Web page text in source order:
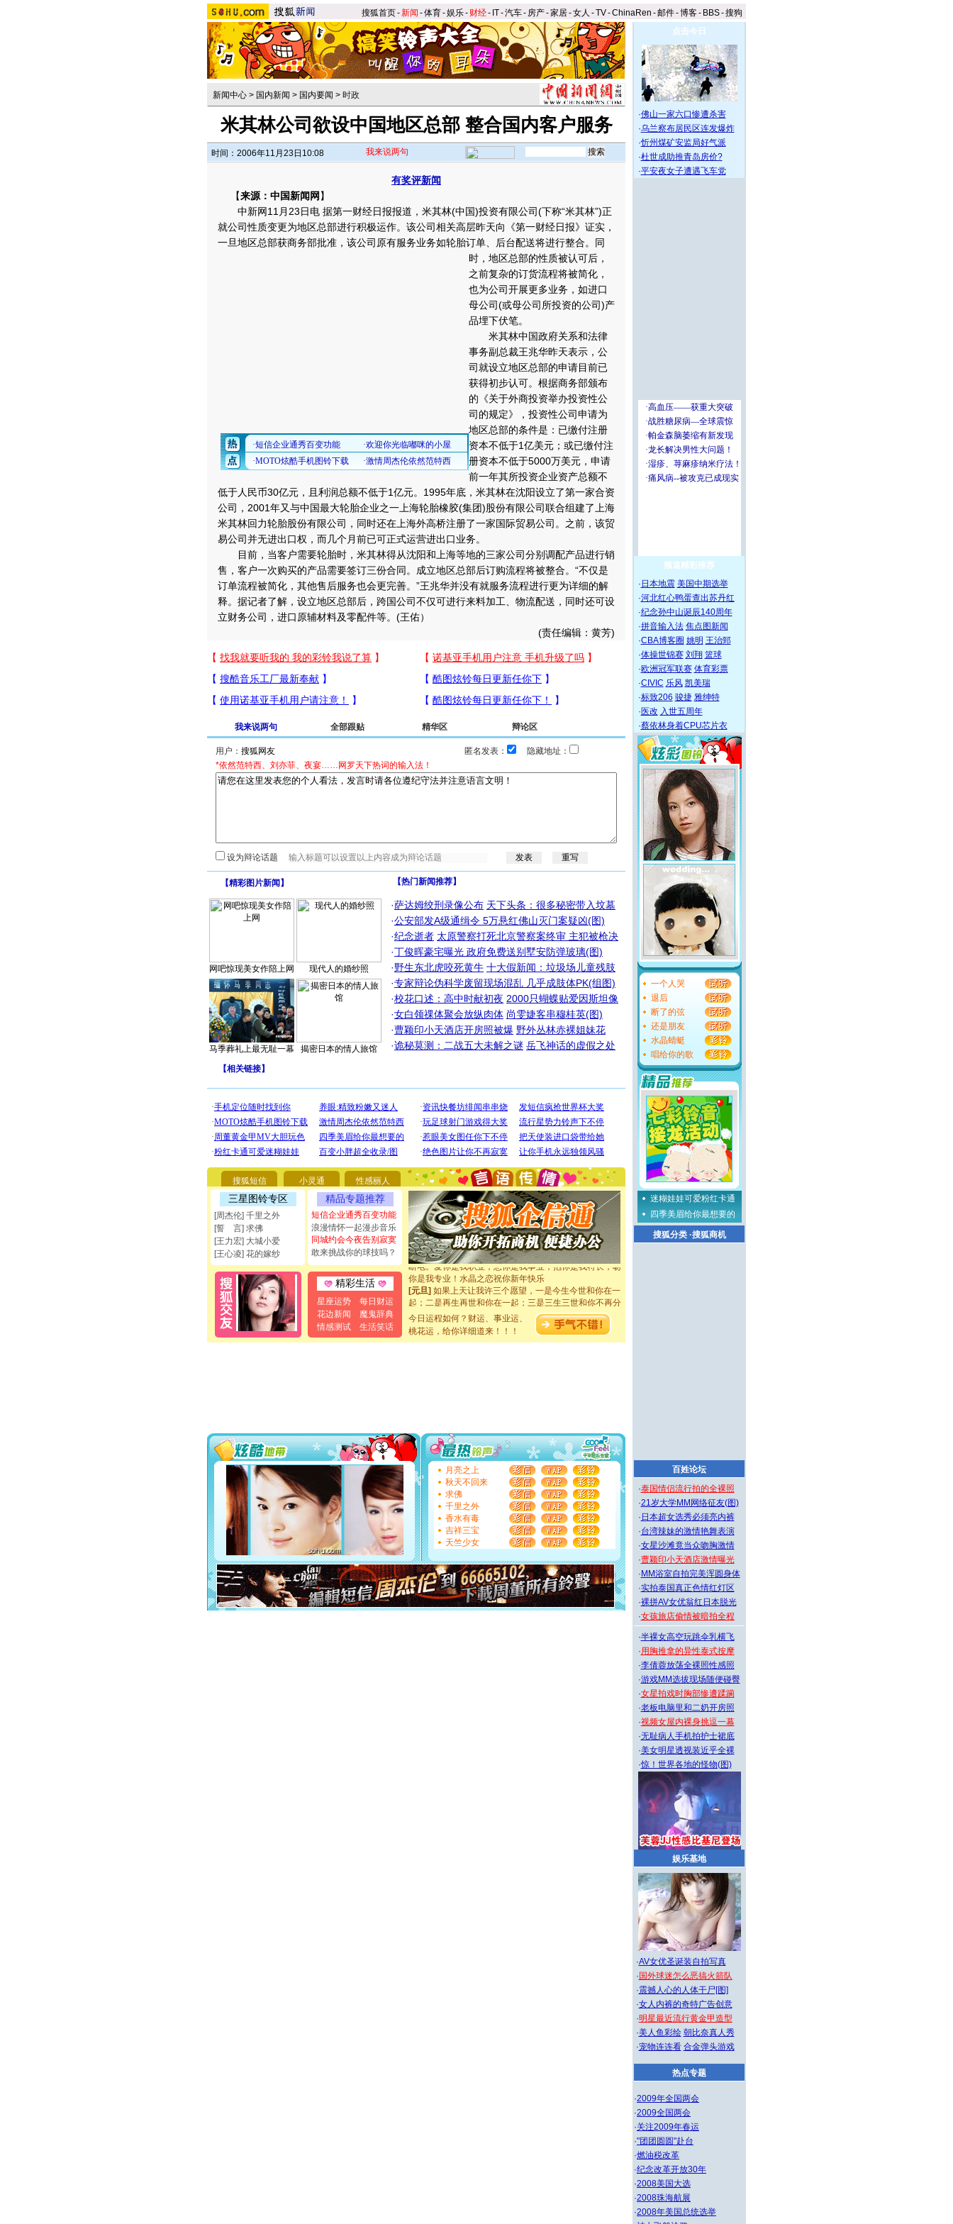
搜狐首页-新闻 -体育-娱乐- 财经- IT-汽车- 房产-家居-女人 -TV-ChinaRen -邮件-博客- BBS-搜狗
新闻中心 > 国内新闻 > 国内要闻 > 时政
米其林公司欲设中国地区总部 整合国内客户服务
时间：2006年11月23日10:08 我来说两句
有奖评新闻
【来源：中国新闻网 】
中新网11月23日电 据第一财经日报报道，米其林(中国)投资有限公司(下称“米其林”)正
就公司性质变更为地区总部进行积极运作。该公司相关高层昨天向《第一财经日报》证实，
一旦地区总部获商务部批准，该公司原有服务业务如轮胎订单、后台配送将进行整合。 同
时，地区总部的性质被认可后，
之前复杂的订货流程将被简化，
也为公司开展更多业务，如进口
母公司(或母公司所投资的公司)产
品埋下伏笔。
米其林中国政府关系和法律
事务副总裁王兆华昨天表示，公
司就设立地区总部的申请目前已
获得初步认可。根据商务部颁布
的《关于外商投资举办投资性公
司的规定》，投资性公司申请为
地区总部的条件是：已缴付注册
资本不低于1亿美元；或已缴付注
册资本不低于5000万美元，申请
前一年其所投资企业资产总额不
低于人民币30亿元，且利润总额不低于1亿元。1995年底，米其林在沈阳设立了第一家合资
公司，2001年又与中国最大轮胎企业之一上海轮胎橡胶(集团)股份有限公司联合组建了上海
米其林回力轮胎股份有限公司，同时还在上海外高桥注册了一家国际贸易公司。之前，该贸
易公司并无进出口权，而几个月前已可正式运营进出口业务。
目前，当客户需要轮胎时，米其林得从沈阳和上海等地的三家公司分别调配产品进行销
售，客户一次购买的产品需要签订三份合同。成立地区总部后订购流程将被整合。“不仅是
订单流程被简化，其他售后服务也会更完善。”王兆华并没有就服务流程进行更为详细的解
释。据记者了解，设立地区总部后，跨国公司不仅可进行来料加工、物流配送，同时还可设
立财务公司，进口原辅材料及零配件等。(王佑）
(责任编辑：黄芳)
我来说两句 全部跟贴 精华区 辩论区
用户： 匿名发表：
隐藏地址：
*依然范特西、刘亦菲、夜宴……网罗天下热词的输入法！
设为辩论话题
【精彩图片新闻 】
网吧惊现美女作陪上网 现代人的婚纱照
马季葬礼上最无耻一幕 揭密日本的情人旅馆
【热门新闻推荐】
·萨达姆绞刑录像公布 天下头条：很多秘密带入坟墓
·公安部发A级通缉令 5万悬红佛山灭门案疑凶(图)
·纪念逝者 太原警察打死北京警察案终审 主犯被枪决
·丁俊晖豪宅曝光 政府免费送别墅安防弹玻璃(图)
·野生东北虎咬死黄牛 十大假新闻：垃圾场儿童残肢
·专家辩论伪科学废留现场混乱 几乎成肢体PK(组图)
·校花口述：高中时献初夜 2000只蝴蝶贴爱因斯坦像
·女白领祼体聚会放纵肉体 尚雯婕客串穆桂英(图)
·曹颖印小天酒店开房照被爆 野外丛林赤裸姐妹花
·诡秘莫测：二战五大未解之谜 岳飞神话的虚假之处
【相关链接】
搜狐短信 小灵通 性感丽人
三星图铃专区
[周杰伦] 千里之外
[誓 言] 求佛
[王力宏] 大城小爱
[王心凌] 花的嫁纱
精品专题推荐
短信企业通秀百变功能
浪漫情怀一起漫步音乐
同城约会今夜告别寂寞
敢来挑战你的球技吗？
精彩生活
星座运势
每日财运
花边新闻
魔鬼辞典
情感测试
生活笑话
[圣诞节]圣诞节到了，想想没什么送给你的，又不打算给
要平安！千万要知足！千万不要忘记我！
[圣诞节]不只这样的日子才会想起你,而是这样的日子才
能正大光明地骚扰你,告诉你,圣诞要快乐!新年要快乐!天天
都要快乐噢!
[圣诞节]奉上一颗祝福的心,在这个特别的日子里,愿幸福,
如意,快乐,鲜花,一切美好的祝愿与你同在.圣诞快乐!
[元旦]看到你我会触电；看不到你我要充电；没有你我会
断电。爱你是我职业，想你是我事业，抱你是我特长，吻
你是我专业！水晶之恋祝你新年快乐
[元旦]如果上天让我许三个愿望，一是今生今世和你在一
起；二是再生再世和你在一起；三是三生三世和你不再分
离。水晶之恋祝你新年快乐
[元旦]当我狠下心扭头离去那一刻，你在我身后无助地哭
泣，这痛楚让我明白我多么爱你。我转身抱住你：这猪不
卖了。水晶之恋祝你新年快乐。
你太多，只有给你五千万：千万快乐！千万要健康！千万
要平安！千万要知足！千万不要忘记我！
[圣诞节]
不只这样的日子才会想起你,而是这样的日子才
能正大光明地骚扰你,告诉你,圣诞要快乐!新年要快乐!天天
都要快乐噢!
[圣诞节]
奉上一颗祝福的心,在这个特别的日子里,愿幸福,
如意,快乐,鲜花,一切美好的祝愿与你同在.圣诞快乐!
[元旦]
看到你我会触电；看不到你我要充电；没有你我会
断电。爱你是我职业，想你是我事业，抱你是我特长，吻
你是我专业！水晶之恋祝你新年快乐
[元旦]如果上天让我许三个愿望，一是今生今世和你在一
起；二是再生再世和你在一起；三是三生三世和你不再分
离。水晶之恋祝你新年快乐
[元旦]当我狠下心扭头离去那一刻，你在我身后无助地哭
泣，这痛楚让我明白我多么爱你。我转身抱住你：这猪不
今日运程如何？财运、事业运、
桃花运，给你详细道来！！！
月亮之上
秋天不回来
求佛
千里之外
香水有毒
吉祥三宝
天竺少女
点击今日
·佛山一家六口惨遭杀害
·乌兰察布居民区连发爆炸
·忻州煤矿安监局好气派
·杜世成助推青岛房价?
·平安夜女子遭遇飞车党
频道精彩推荐
· 日本地震 美国中期选举
·河北红心鸭蛋查出苏丹红
·纪念孙中山诞辰140周年
·拼音输入法 焦点图新闻
·CBA博客圈 姚明 王治郅
·体操世锦赛 刘翔 篮球
·欧洲冠军联赛 体育彩票
·CIVIC 乐风 凯美瑞
·标致206 骏捷 雅绅特
· 医改 入世五周年
·蔡依林身着CPU芯片衣
一个人哭
退后
断了的弦
还是朋友
水晶蜻蜓
唱给你的歌
迷糊娃娃可爱粉红卡通
四季美眉给你最想要的
搜狐分类·搜狐商机
百姓论坛
·泰国情侣流行拍的全裸照
·21岁大学MM网络征友(图)
· 日本超女选秀必须亮内裤
·台湾辣妹的激情艳舞表演
·女星沙滩竟当众吻胸激情
·曹颖印小天酒店激情曝光
· MM浴室自拍完美浑圆身体
·实拍泰国真正色情红灯区
·裸拼AV女优翁红日本脱光
·女孩旅店偷情被暗拍全程
·半裸女高空玩跳伞乳横飞
·用胸推拿的异性泰式按摩
·李倩蓉放荡全裸照性感照
·游戏MM选拔现场随便碰臀
·女星拍戏时胸部惨遭蹂躏
·老板电脑里和二奶开房照
·视频女屋内裸身挑逗一幕
·无耻病人手机拍护士裙底
·美女明星透视装近乎全裸
·惊！世界各地的怪物(图)
娱乐基地
·AV女优圣诞装自拍写真
· 国外球迷怎么恶搞火箭队
·震撼人心的人体干尸[图]
·女人内裤的奇特广告创意
·明星最近流行黄金甲造型
·美人鱼彩绘 朝比奈真人秀
·宠物连连看 合金弹头游戏
热点专题
·2009年全国两会
·2009全国两会
·关注2009年春运
·"团团圆圆"赴台
·燃油税改革
·纪念改革开放30年
·2008美国大选
·2008珠海航展
·2008年美国总统选举